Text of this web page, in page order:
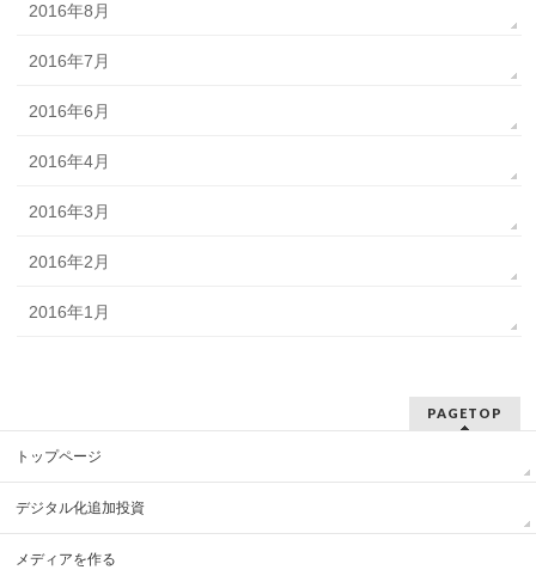
2016年8月
2016年7月
2016年6月
2016年4月
2016年3月
2016年2月
2016年1月
PAGETOP
トップページ
デジタル化追加投資
メディアを作る